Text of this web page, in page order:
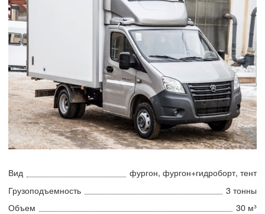
Вид
фургон, фургон+гидроборт, тент
Грузоподъемность
3 тонны
Объем
30 м³